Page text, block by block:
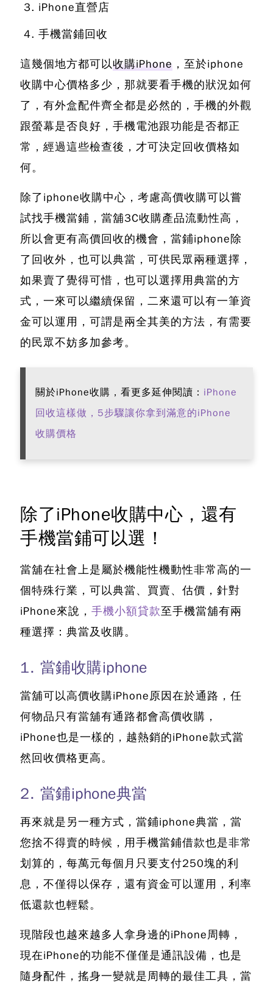
iPhone直營店
手機當鋪回收
這幾個地方都可以收購iPhone ，至於iphone
收購中心價格多少，那就要看手機的狀況如何
了，有外盒配件齊全都是必然的，手機的外觀
跟螢幕是否良好，手機電池跟功能是否都正
常，經過這些檢查後，才可決定回收價格如
何。
除了iphone收購中心，考慮高價收購可以嘗
試找手機當鋪 ，當舖3C收購產品流動性高，
所以會更有高價回收的機會， 當鋪iphone除
了回收外，也可以典當 ，可供民眾兩種選擇，
如果賣了覺得可惜，也可以選擇用典當的方
式，一來可以繼續保留，二來還可以有一筆資
金可以運用，可謂是兩全其美的方法，有需要
的民眾不妨多加參考。
關於iPhone收購，看更多延伸閱讀： iPhone
回收這樣做，5步驟讓你拿到滿意的iPhone
收購價格
除了iPhone收購中心，還有
手機當鋪可以選！
當舖在社會上是屬於機能性機動性非常高的一
個特殊行業，可以典當、買賣、估價，針對
iPhone來說， 手機小額貸款至手機當舖有兩
種選擇：典當及收購。
1. 當鋪收購iphone
當舖可以高價收購iPhone原因在於通路，任
何物品只有當舖有通路都會高價收購，
iPhone也是一樣的，越熱銷的iPhone款式當
然回收價格更高。
2. 當鋪iphone典當
再來就是另一種方式，當鋪iphone典當，當
您捨不得賣的時候，用手機當鋪借款也是非常
划算的 ，每萬元每個月只要支付250塊的利
息，不僅得以保存，還有資金可以運用，利率
低還款也輕鬆。
現階段也越來越多人拿身邊的iPhone周轉，
現在iPhone的功能不僅僅是通訊設備，也是
隨身配件，搖身一變就是周轉的最佳工具，當